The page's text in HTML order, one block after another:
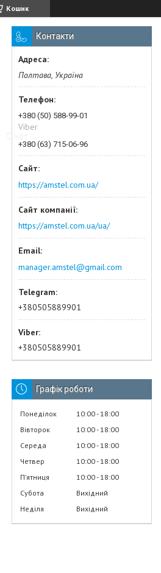
Кошик
О нас
Контакти
Полтава, Україна
+380 (50) 588-99-01
Viber
+380 (63) 715-06-96
https://amstel.com.ua/
https://amstel.com.ua/ua/
manager.amstel@gmail.com
+380505889901
+380505889901
Графік роботи
Понеділок 10:00 18:00
Вівторок
10:00 18:00
Середа
10:00 18:00
Четвер
10:00 18:00
Пʼятниця
10:00 18:00
Субота
Вихідний
Неділя
Вихідний